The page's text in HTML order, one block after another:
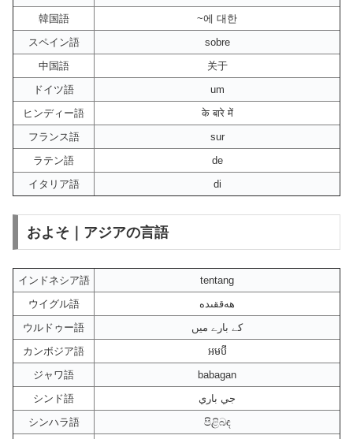
韓国語
~에 대한
スペイン語
sobre
中国語
关于
ドイツ語
um
ヒンディー語
के बारे में
フランス語
sur
ラテン語
de
イタリア語
di
およそ｜アジアの言語
インドネシア語
tentang
ウイグル語
ھەققىدە
ウルドゥー語
کے بارے میں
カンボジア語
អមបី
ジャワ語
babagan
シンド語
جي باري
シンハラ語
පිළිබඳ